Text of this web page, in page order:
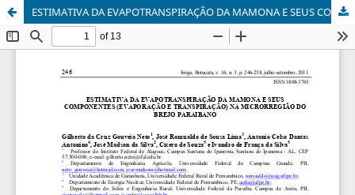
ESTIMATIVA DA EVAPOTRANSPIRAÇÃO DA MAMONA E SEUS COMPONENTES (EVAPORAÇÃO E TRANSPIRAÇÃO) NA MICRORREGIÃO DO BREJO PARAIBANO